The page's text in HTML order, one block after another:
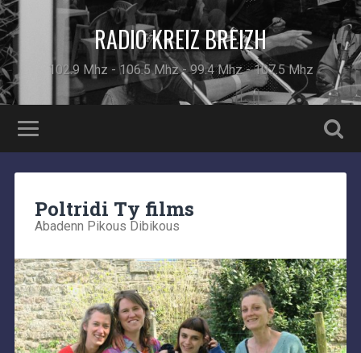
RADIO KREIZ BREIZH
102.9 Mhz - 106.5 Mhz - 99.4 Mhz - 107.5 Mhz
Poltridi Ty films
Abadenn Pikous Dibikous